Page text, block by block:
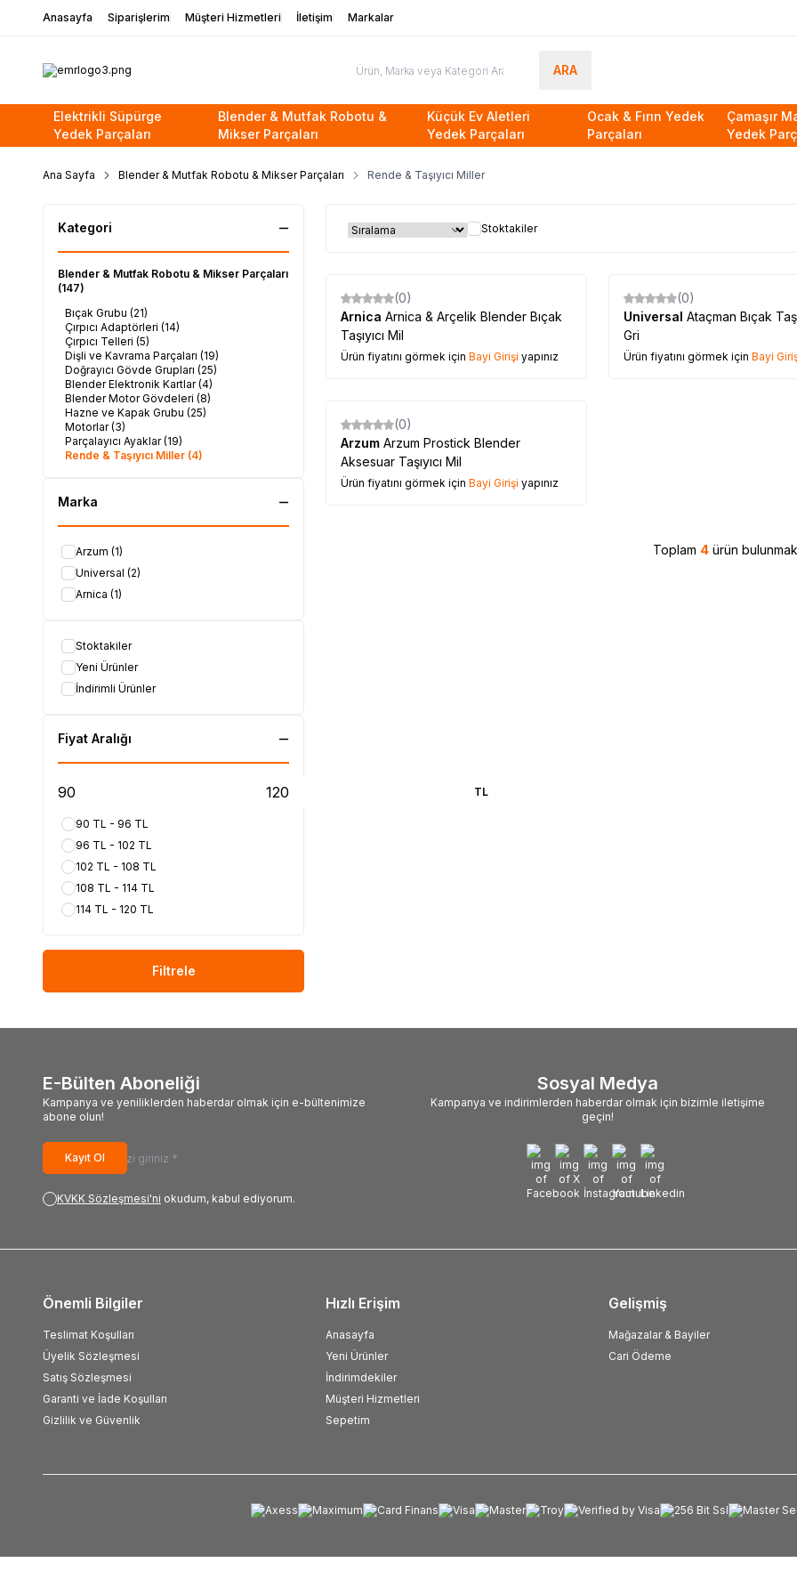
Anasayfa Siparişlerim Müşteri Hizmetleri İletişim Markalar
ARA
Elektrikli Süpürge
Yedek Parçaları
Blender & Mutfak Robotu &
Mikser Parçaları
Küçük Ev Aletleri
Yedek Parçaları
Ocak & Fırın Yedek
Parçaları
Çamaşır
Yedek
Ana Sayfa Blender & Mutfak Robotu & Mikser Parçaları Rende & Taşıyıcı Miller
Kategori
Blender & Mutfak Robotu & Mikser Parçaları
(147)
Bıçak Grubu (21)
Çırpıcı Adaptörleri (14)
Çırpıcı Telleri (5)
Dişli ve Kavrama Parçaları (19)
Doğrayıcı Gövde Grupları (25)
Blender Elektronik Kartlar(4)
Blender Motor Gövdeleri (8)
Hazne ve Kapak Grubu (25)
Motorlar(3)
Parçalayıcı Ayaklar(19)
Rende & Taşıyıcı Miller (4)
Marka
Arzum (1)
Universal (2)
Arnica (1)
Stoktakiler
Yeni Ürünler
İndirimli Ürünler
Fiyat Aralığı
TL
90 TL - 96 TL
96 TL - 102 TL
102 TL - 108 TL
108 TL - 114 TL
114 TL - 120 TL
Filtrele
Stoktakiler
(0)
Arnica Arnica & Arçelik Blender Bıçak
Taşıyıcı Mil
Ürün fiyatını görmek için Bayi Girişi yapınız
(0)
Universal Ataçman Bıçak
Gri
Ürün fiyatını görmek için Bayi
(0)
Arzum Arzum Prostick Blender
Aksesuar Taşıyıcı Mil
Ürün fiyatını görmek için Bayi Girişi yapınız
Toplam 4 ürün
E-Bülten Aboneliği
Kampanya ve yeniliklerden haberdar olmak için e-bültenimize
abone olun!
Kayıt Ol
KVKK Sözleşmesi'ni okudum, kabul ediyorum.
Sosyal Medya
Kampanya ve indirimlerden haberdar olmak için bizimle iletişime
geçin!
Önemli Bilgiler
Teslimat Koşulları
Üyelik Sözleşmesi
Satış Sözleşmesi
Garanti ve İade Koşulları
Gizlilik ve Güvenlik
Hızlı Erişim
Anasayfa
Yeni Ürünler
İndirimdekiler
Müşteri Hizmetleri
Sepetim
Gelişmiş
Mağazalar & Bayiler
Cari Ödeme